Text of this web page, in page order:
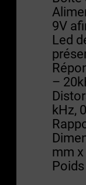
9V
Led
–
kHz,
mm